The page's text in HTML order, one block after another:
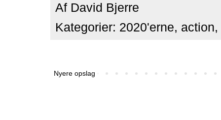
Af David Bjerre
Kategorier: 2020'erne, action,
Nyere opslag